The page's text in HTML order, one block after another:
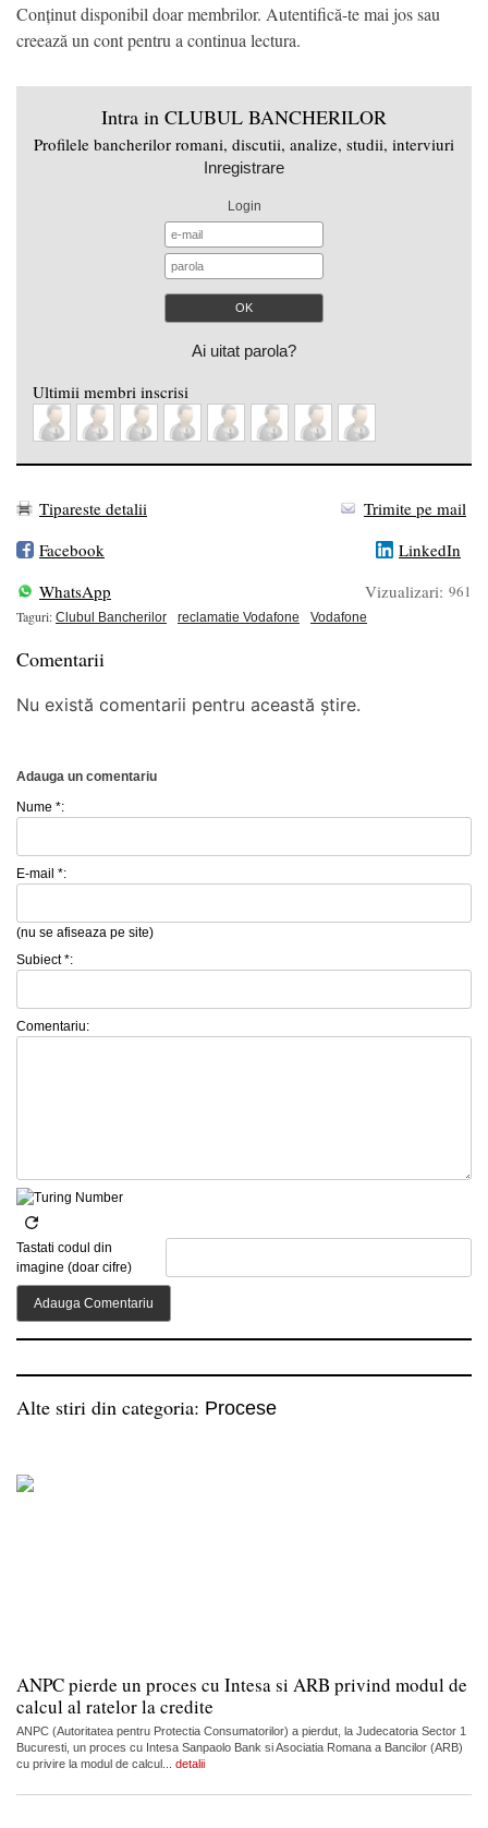
Conținut disponibil doar membrilor. Autentifică-te mai jos sau
creează un cont pentru a continua lectura.
Intra in CLUBUL BANCHERILOR
Profilele bancherilor romani, discutii, analize, studii, interviuri
Inregistrare
Login
Ai uitat parola?
Ultimii membri inscrisi
Tipareste detalii
Trimite pe mail
Facebook
LinkedIn
WhatsApp
Vizualizari: 961
Taguri: Clubul Bancherilor reclamatie Vodafone Vodafone
Comentarii
Nu există comentarii pentru această știre.
Adauga un comentariu
Nume *:
E-mail *:
(nu se afiseaza pe site)
Subiect *:
Comentariu:
Tastati codul din
imagine (doar cifre)
Alte stiri din categoria: Procese
ANPC pierde un proces cu Intesa si ARB privind modul de
calcul al ratelor la credite
ANPC (Autoritatea pentru Protectia Consumatorilor) a pierdut, la Judecatoria Sector 1
Bucuresti, un proces cu Intesa Sanpaolo Bank si Asociatia Romana a Bancilor (ARB)
cu privire la modul de calcul... detalii